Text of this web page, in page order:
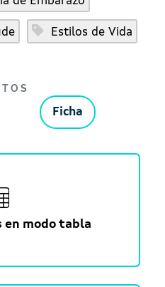
Estilos de Vida
Ficha
en modo tabla